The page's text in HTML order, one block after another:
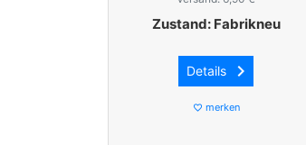
Zustand: Fabrikneu
Details keyboard_arrow_right
favorite_border merken